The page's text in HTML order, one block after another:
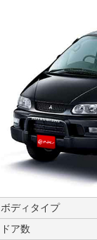
ボディタイプ
ドア数